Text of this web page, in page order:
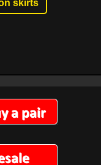
skirts